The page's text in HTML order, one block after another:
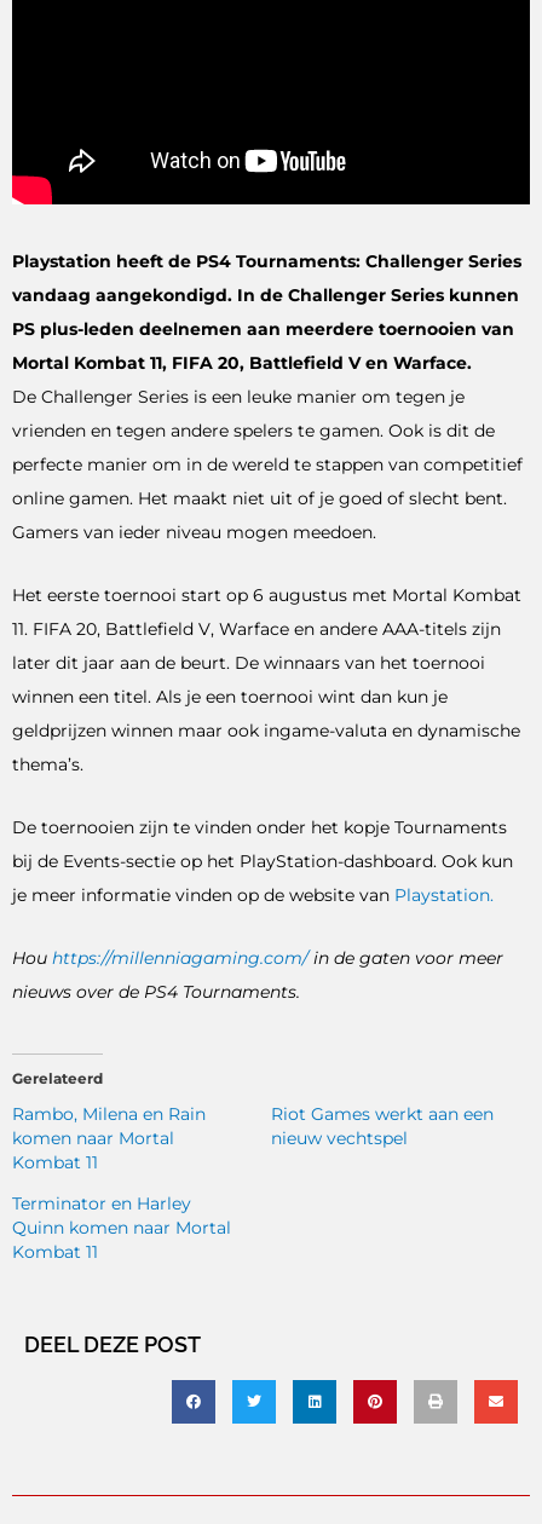
Playstation heeft de PS4 Tournaments: Challenger Series
vandaag aangekondigd. In de Challenger Series kunnen
PS plus-leden deelnemen aan meerdere toernooien van
Mortal Kombat 11, FIFA 20, Battlefield V en Warface.
De Challenger Series is een leuke manier om tegen je
vrienden en tegen andere spelers te gamen. Ook is dit de
perfecte manier om in de wereld te stappen van competitief
online gamen. Het maakt niet uit of je goed of slecht bent.
Gamers van ieder niveau mogen meedoen.
Het eerste toernooi start op 6 augustus met Mortal Kombat
11. FIFA 20, Battlefield V, Warface en andere AAA-titels zijn
later dit jaar aan de beurt. De winnaars van het toernooi
winnen een titel. Als je een toernooi wint dan kun je
geldprijzen winnen maar ook ingame-valuta en dynamische
thema’s.
De toernooien zijn te vinden onder het kopje Tournaments
bij de Events-sectie op het PlayStation-dashboard. Ook kun
je meer informatie vinden op de website van Playstation.
Hou https://millenniagaming.com/in de gaten voor meer
nieuws over de PS4 Tournaments.
Gerelateerd
Rambo, Milena en Rain
komen naar Mortal
Kombat 11
Riot Games werkt aan een
nieuw vechtspel
Terminator en Harley
Quinn komen naar Mortal
Kombat 11
DEEL DEZE POST